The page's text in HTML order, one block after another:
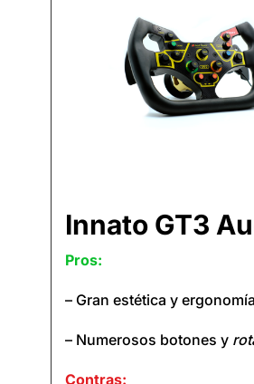
Innato GT3
Pros:
– Gran estética y
– Numerosos botones y
Contras: